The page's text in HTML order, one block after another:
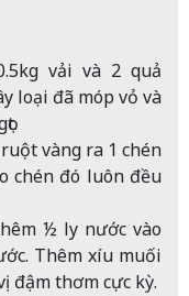
vải và 2 quả
loại đã móp vỏ và
vàng ra 1 chén
chén đó luôn đều
½ ly nước vào
Thêm xíu muối
đậm thơm cực kỳ.